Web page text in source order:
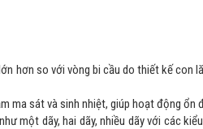
hơn so với vòng bi cầu do thiết kế con
ma sát và sinh nhiệt, giúp hoạt động ổn
một dãy, hai dãy, nhiều dãy với các